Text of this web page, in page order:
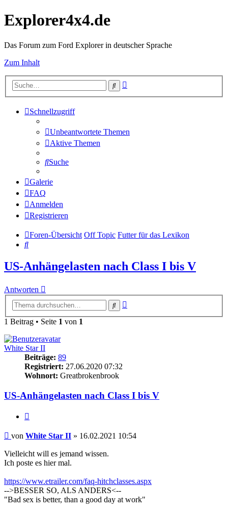
Explorer4x4.de
Das Forum zum Ford Explorer in deutscher Sprache
Zum Inhalt
Suche
Schnellzugriff
Unbeantwortete Themen
Aktive Themen
Suche
Galerie
FAQ
Anmelden
Registrieren
Foren-Übersicht Off Topic Futter für das Lexikon
Suche
US-Anhängelasten nach Class I bis V
Antworten
Suche
1 Beitrag • Seite 1 von 1
White Star II
Beiträge: 89
Registriert: 27.06.2020 07:32
Wohnort: Greatbrokenbrook
US-Anhängelasten nach Class I bis V
Beitrag
von White Star II » 16.02.2021 10:54
Vielleicht will es jemand wissen.
Ich poste es hier mal.
https://www.etrailer.com/faq-hitchclasses.aspx
-->BESSER SO, ALS ANDERS<--
"Bad sex is better, than a good day at work"